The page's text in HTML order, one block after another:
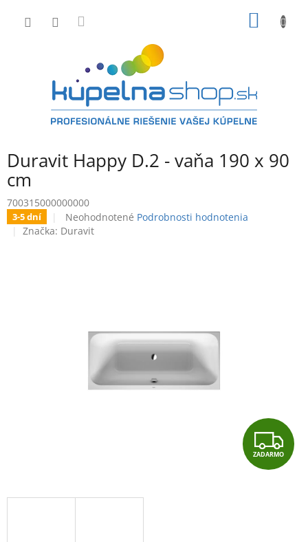
Duravit Happy D.2 - vaňa 190 x 90
cm
700315000000000
3-5 dní
Priemerné
hodnotenie
Neohodnotené Podrobnosti hodnotenia
Značka: Duravit
Z
A
ZADARMO